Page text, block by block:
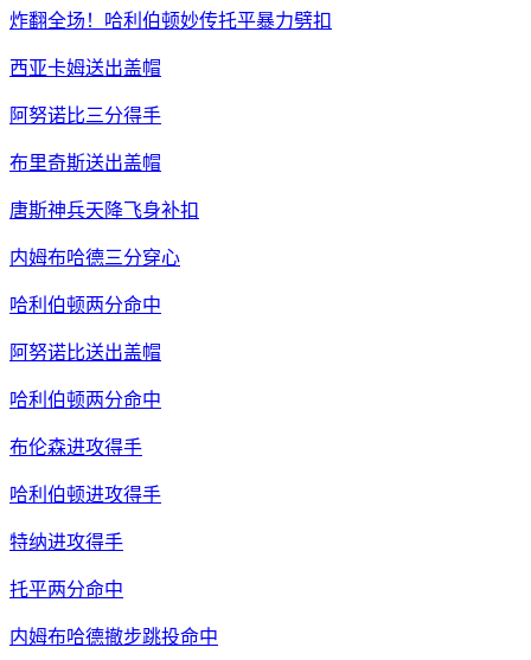
炸翻全场！哈利伯顿妙传托平暴力劈扣
西亚卡姆送出盖帽
阿努诺比三分得手
布里奇斯送出盖帽
唐斯神兵天降飞身补扣
内姆布哈德三分穿心
哈利伯顿两分命中
阿努诺比送出盖帽
哈利伯顿两分命中
布伦森进攻得手
哈利伯顿进攻得手
特纳进攻得手
托平两分命中
内姆布哈德撤步跳投命中